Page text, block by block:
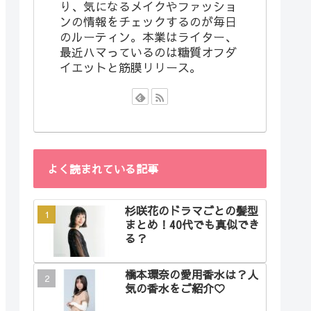
り、気になるメイクやファッショ
ンの情報をチェックするのが毎日
のルーティン。本業はライター、
最近ハマっているのは糖質オフダ
イエットと筋膜リリース。
よく読まれている記事
杉咲花のドラマごとの髪型
まとめ！40代でも真似でき
る？
橋本環奈の愛用香水は？人
気の香水をご紹介♡